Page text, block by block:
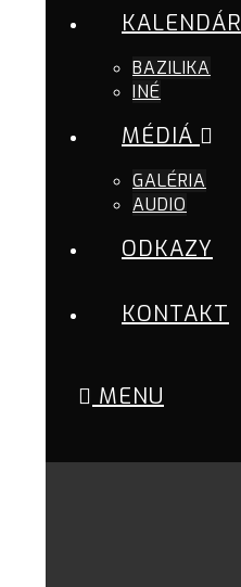
KALENDÁR
BAZILIKA
INÉ
MÉDIÁ
GALÉRIA
AUDIO
ODKAZY
KONTAKT
MENU